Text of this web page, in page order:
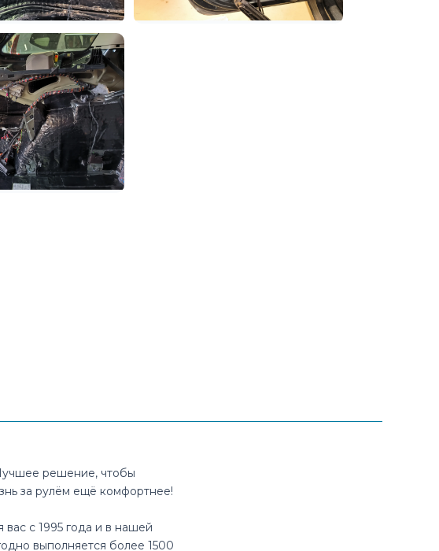
решение, чтобы
за рулём ещё комфортнее!
с 1995 года и в нашей
выполняется более 1500